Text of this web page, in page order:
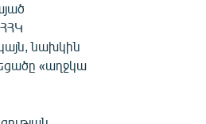
նախկին
«աղջկա